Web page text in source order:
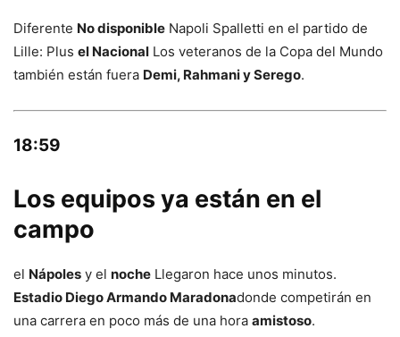
Diferente No disponible Napoli Spalletti en el partido de
Lille: Plus el Nacional Los veteranos de la Copa del Mundo
también están fuera Demi, Rahmani y Serego.
18:59
Los equipos ya están en el
campo
el Nápoles y el noche Llegaron hace unos minutos.
Estadio Diego Armando Maradonadonde competirán en
una carrera en poco más de una hora amistoso.